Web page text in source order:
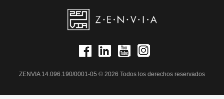
ZENVIA 14.096.190/0001-05 © 2026 Todos los derechos reservados